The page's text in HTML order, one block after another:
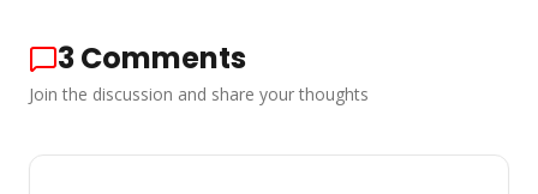
3Comments
Join the discussion and share your thoughts